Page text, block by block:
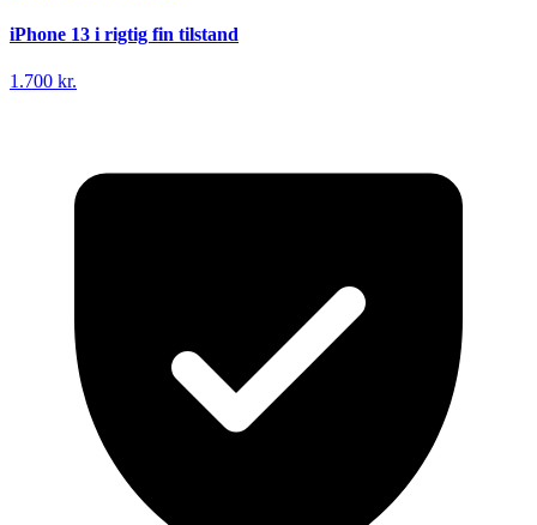
iPhone 13 i rigtig fin tilstand
1.700 kr.